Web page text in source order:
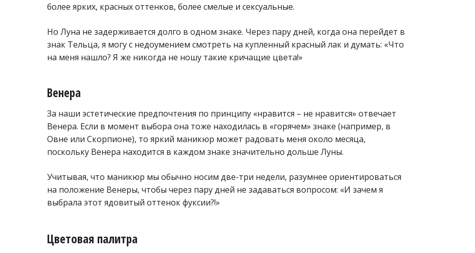
более ярких, красных оттенков, более смелые и сексуальные.
Но Луна не задерживается долго в одном знаке. Через пару дней, когда она перейдет в
знак Тельца, я могу с недоумением смотреть на купленный красный лак и думать: «Что
на меня нашло? Я же никогда не ношу такие кричащие цвета!»
Венера
За наши эстетические предпочтения по принципу «нравится – не нравится» отвечает
Венера. Если в момент выбора она тоже находилась в «горячем» знаке (например, в
Овне или Скорпионе), то яркий маникюр может радовать меня около месяца,
поскольку Венера находится в каждом знаке значительно дольше Луны.
Учитывая, что маникюр мы обычно носим две-три недели, разумнее ориентироваться
на положение Венеры, чтобы через пару дней не задаваться вопросом: «И зачем я
выбрала этот ядовитый оттенок фуксии?!»
Цветовая палитра